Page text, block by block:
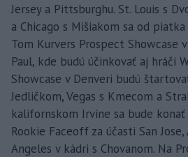
Jersey a Pittsburghu. St. Louis s
a Chicago s Mišiakom sa od
Tom Kurvers Prospect Showcase
Paul, kde budú účinkovať aj hráči
Showcase v Denveri budú
Jedličkom, Vegas s Kmecom a
kalifornskom Irvine sa bude
Rookie Faceoff za účasti San Jose,
Angeles v kádri s Chovanom. Na